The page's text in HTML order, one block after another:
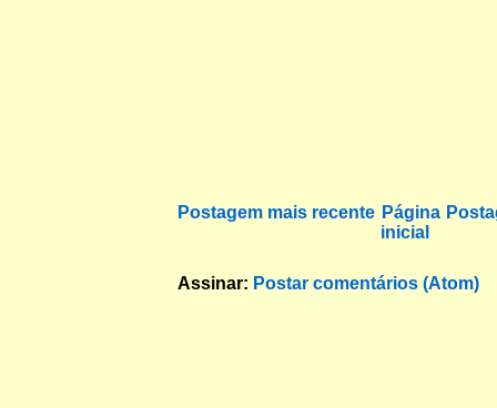
Postagem mais recente Página
inicial
Assinar: Postar comentários (Atom)